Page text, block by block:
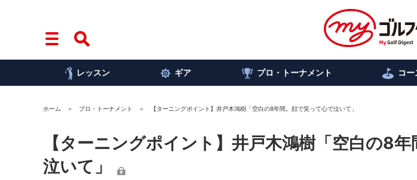
レッスン ギア プロ・トーナメント コ
ホーム プロ・トーナメント 【ターニングポイント】井戸木鴻樹「空白の8年間。顔で笑って心で泣いて」
【ターニングポイント】井戸木鴻樹「空白の8
泣いて」